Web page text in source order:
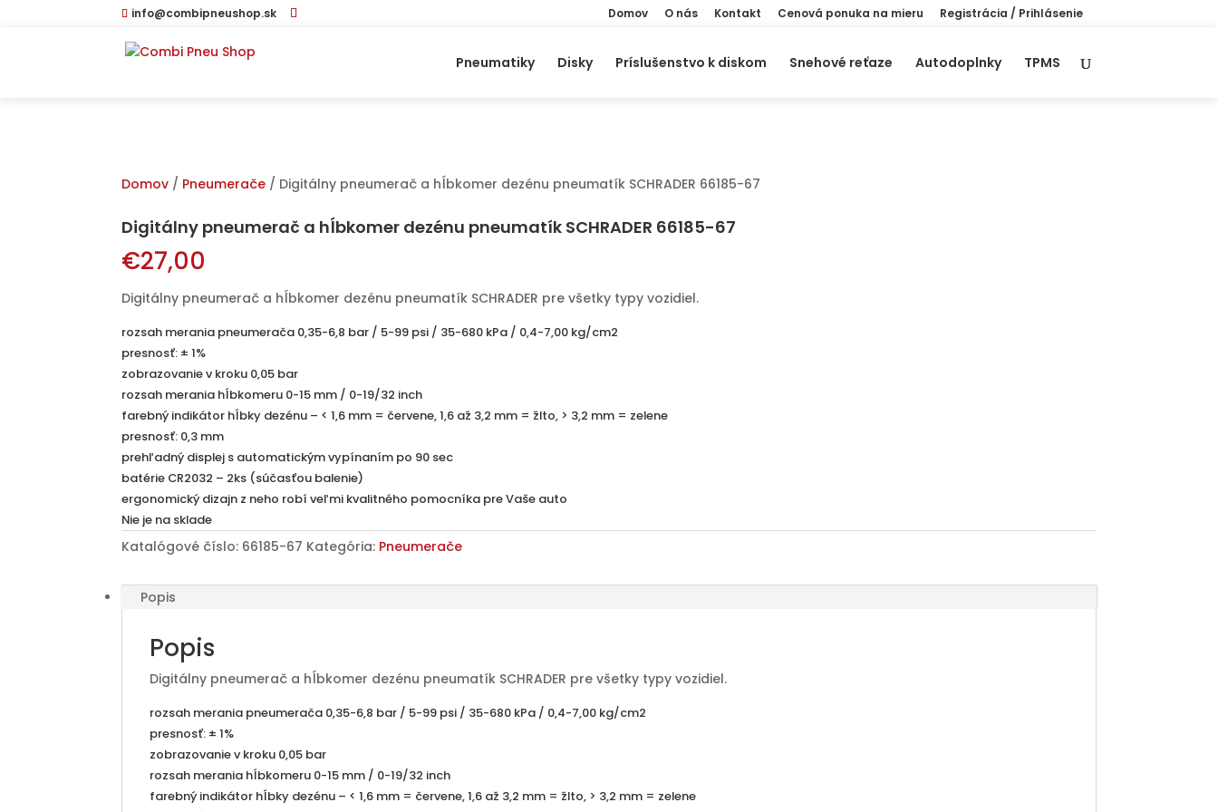
info@combipneushop.sk Domov O nás Kontakt Cenová ponuka na mieru Registrácia / Prihlásenie
Pneumatiky Disky Príslušenstvo k diskom Snehové reťaze Autodoplnky TPMS
Domov / Pneumerače / Digitálny pneumerač a hĺbkomer dezénu pneumatík SCHRADER 66185-67
Digitálny pneumerač a hĺbkomer dezénu pneumatík SCHRADER 66185-67
€27,00
Digitálny pneumerač a hĺbkomer dezénu pneumatík SCHRADER pre všetky typy vozidiel.
rozsah merania pneumerača 0,35-6,8 bar / 5-99 psi / 35-680 kPa / 0,4-7,00 kg/cm2
presnosť: ± 1%
zobrazovanie v kroku 0,05 bar
rozsah merania hĺbkomeru 0-15 mm / 0-19/32 inch
farebný indikátor hĺbky dezénu – < 1,6 mm = červene, 1,6 až 3,2 mm = žlto, > 3,2 mm = zelene
presnosť: 0,3 mm
prehľadný displej s automatickým vypínaním po 90 sec
batérie CR2032 – 2ks (súčasťou balenie)
ergonomický dizajn z neho robí veľmi kvalitného pomocníka pre Vaše auto
Nie je na sklade
Katalógové číslo: 66185-67 Kategória: Pneumerače
Popis
Popis
Digitálny pneumerač a hĺbkomer dezénu pneumatík SCHRADER pre všetky typy vozidiel.
rozsah merania pneumerača 0,35-6,8 bar / 5-99 psi / 35-680 kPa / 0,4-7,00 kg/cm2
presnosť: ± 1%
zobrazovanie v kroku 0,05 bar
rozsah merania hĺbkomeru 0-15 mm / 0-19/32 inch
farebný indikátor hĺbky dezénu – < 1,6 mm = červene, 1,6 až 3,2 mm = žlto, > 3,2 mm = zelene